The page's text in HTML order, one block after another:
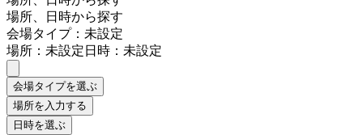
場所、日時から探す
会場タイプ：未設定
場所：未設定日時：未設定
会場タイプを選ぶ
場所を入力する
日時を選ぶ